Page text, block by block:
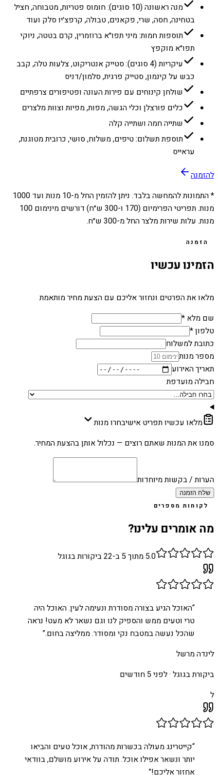
מנה ראשונה (10 סוגים): חומוס פטריות, מטבוחה, חציל
בטחינה, חסה, שרי, פקאנים, טבולה, קרפצ׳יו סלק ועוד
תוספות חמות: מיני תפו״א ברוזמרין, קרם בטטה, ניוקי
תפו״א מוקפץ
עיקריות (4 סוגים): סטייק אנטריקוט, צלעות טלה, קבב
כבש על קינמון, סטייק פרגית, סלמון/דניס
שולחן קינוחים עם פירות העונה ופטיפורים צרפתיים
כלים פורצלן וכלי הגשה, מפות, מפיות וצוות מלצרים
שתייה חמה ושתייה קלה
תוספת תשלום: טיפים, משלוח, סושי, כרובית מטוגנת,
עראייס
להזמנה
* התמונות להמחשה בלבד. ניתן להזמין החל מ-10 מנות ועד 1000
מנות. תפריטי הפרימיום (170 ו-300 ש״ח) דורשים מינימום 100
מנות. עלות שירות מלצר החל מ-300 ש״ח.
הזמנה
הזמינו עכשיו
מלאו את הפרטים ונחזור אליכם עם הצעת מחיר מותאמת
שם מלא *
טלפון *
כתובת למשלוח
מספר מנות
תאריך האירוע
חבילה מועדפת
מלאו עכשיו תפריט אישיבחרו מנות
סמנו את המנות שאתם רוצים — נכלול אותן בהצעת המחיר.
הערות / בקשות מיוחדות
שלח הזמנה
לקוחות מספרים
מה אומרים עלינו?
5.0 מתוך 5 ב- 22ביקורות בגוגל
“האוכל הגיע בצורה מסודרת ונעימה לעין. האוכל היה
טרי וטעים ממש והספיק לנו וגם נשאר לא מעט! נראה
שהכל נעשה במטבח נקי ומסודר. ממליצה בחום.”
לינדה מרשל
ביקורת בגוגל ·לפני 5 חודשים
ל
“קייטרינג מעולה בכשרות מהודרת, אוכל טעים והביאו
יותר ונשאר אפילו אוכל. תודה על אירוע מושלם, בוודאי
אחזור אליכם!”